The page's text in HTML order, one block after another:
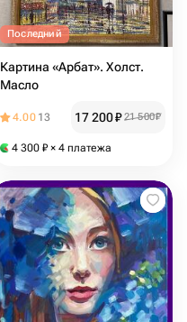
Последний
Картина «Арбат». Холст.
Масло
4.00 13 17 200₽ 21 500₽
4 300 ₽ × 4 платежа